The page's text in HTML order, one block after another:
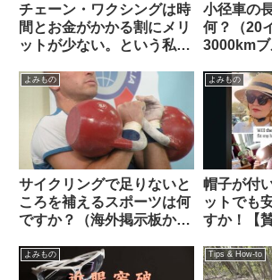
チェーン・ワクシングは時
間とお金がかかる割にメリ
ットが少ない。という私の
ト？】（海外掲示板から）
小径車の
何？（20
3000km
スレッド
よみもの
サイクリングで足りないと
ころを補えるスポーツは何
ですか？（海外掲示板か
よみもの
帽子が付
ットでも
すか！【
よみもの Tips & How-to